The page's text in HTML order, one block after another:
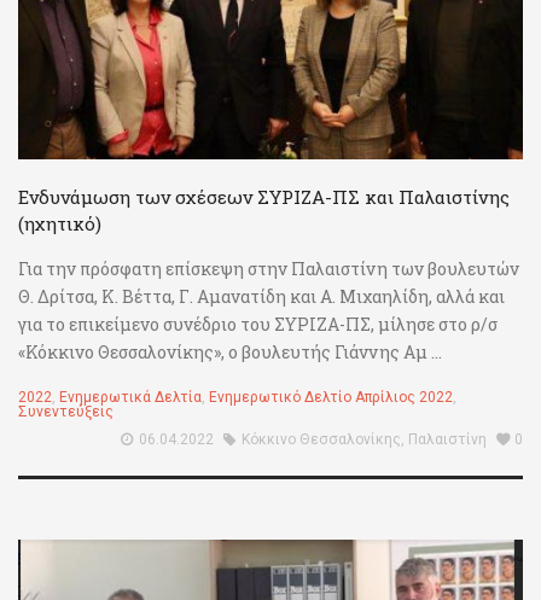
Ενδυνάμωση των σχέσεων ΣΥΡΙΖΑ-ΠΣ και Παλαιστίνης
(ηχητικό)
Για την πρόσφατη επίσκεψη στην Παλαιστίνη των βουλευτών
Θ. Δρίτσα, Κ. Βέττα, Γ. Αμανατίδη και Α. Μιχαηλίδη, αλλά και
για το επικείμενο συνέδριο του ΣΥΡΙΖΑ-ΠΣ, μίλησε στο ρ/σ
«Κόκκινο Θεσσαλονίκης», ο βουλευτής Γιάννης Αμ ...
2022, Ενημερωτικά Δελτία, Ενημερωτικό Δελτίο Απρίλιος 2022,
Συνεντεύξεις
06.04.2022
Κόκκινο Θεσσαλονίκης, Παλαιστίνη 0